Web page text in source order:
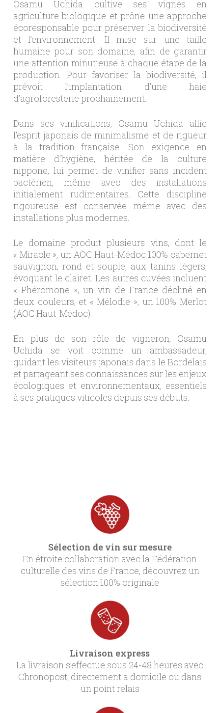
Osamu Uchida cultive ses vignes en
agriculture biologique et prône une approche
écoresponsable pour préserver la biodiversité
et l’environnement. Il mise sur une taille
humaine pour son domaine, afin de garantir
une attention minutieuse à chaque étape de la
production. Pour favoriser la biodiversité, il
prévoit l’implantation d’une haie
d’agroforesterie prochainement.
Dans ses vinifications, Osamu Uchida allie
l’esprit japonais de minimalisme et de rigueur
à la tradition française. Son exigence en
matière d’hygiène, héritée de la culture
nippone, lui permet de vinifier sans incident
bactérien, même avec des installations
initialement rudimentaires. Cette discipline
rigoureuse est conservée même avec des
installations plus modernes.
Le domaine produit plusieurs vins, dont le
« Miracle », un AOC Haut-Médoc 100% cabernet
sauvignon, rond et souple, aux tanins légers,
évoquant le clairet. Les autres cuvées incluent
« Phéromone », un vin de France décliné en
deux couleurs, et « Mélodie », un 100% Merlot
(AOC Haut-Médoc).
En plus de son rôle de vigneron, Osamu
Uchida se voit comme un ambassadeur,
guidant les visiteurs japonais dans le Bordelais
et partageant ses connaissances sur les enjeux
écologiques et environnementaux, essentiels
à ses pratiques viticoles depuis ses débuts.
Sélection de vin sur mesure
En étroite collaboration avec la Fédération
culturelle des vins de France, découvrez un
sélection 100% originale
Livraison express
La livraison s’effectue sous 24-48 heures avec
Chronopost, directement a domicile ou dans
un point relais